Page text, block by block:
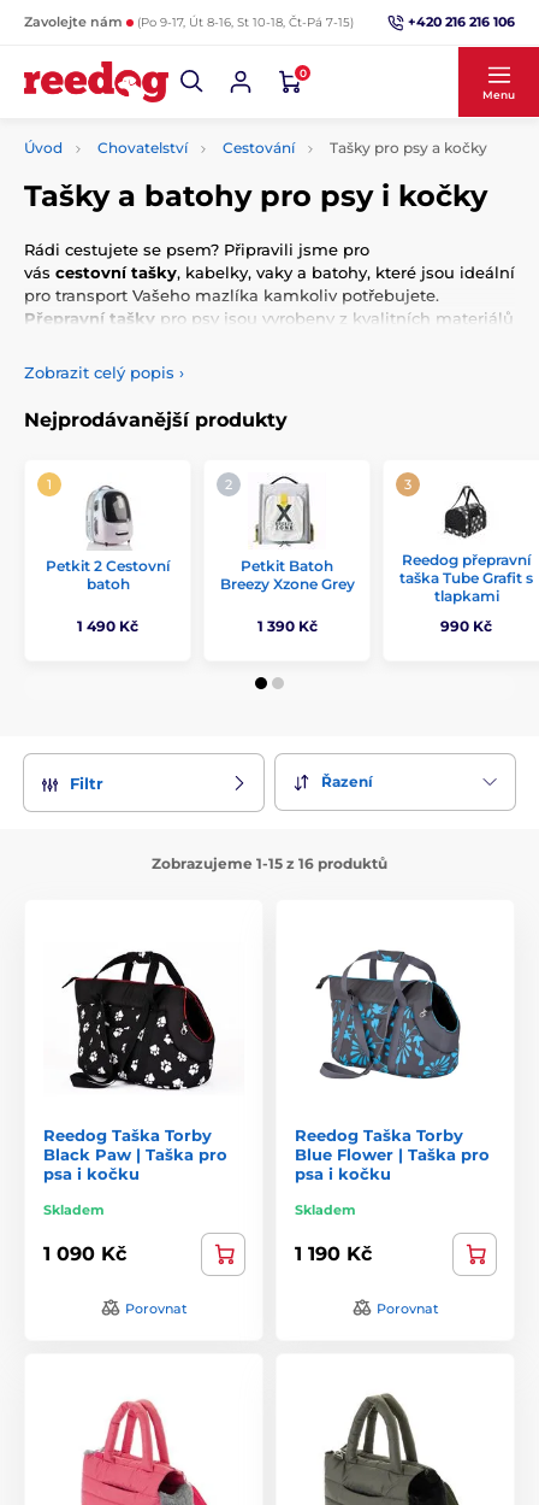
Zavolejte nám (Po 9-17, Út 8-16, St 10-18, Čt-Pá 7-15) +420 216 216 106
0
Menu
Úvod Chovatelství Cestování Tašky pro psy a kočky
Tašky a batohy pro psy i kočky
Rádi cestujete se psem? Připravili jsme pro
vás cestovní tašky, kabelky, vaky a batohy, které jsou ideální
pro transport Vašeho mazlíka kamkoliv potřebujete.
Přepravní tašky pro psy jsou vyrobeny z kvalitních materiálů
Zobrazit celý popis ›
Nejprodávanější produkty
Petkit 2 Cestovní
batoh
1 490 Kč
Petkit Batoh
Breezy Xzone Grey
1 390 Kč
Reedog přepravní
taška Tube Grafit s
tlapkami
990 Kč
Filtr Řazení
Zobrazujeme 1-15 z 16 produktů
Reedog Taška Torby
Black Paw | Taška pro
psa i kočku
Skladem
1 090 Kč
Porovnat
Reedog Taška Torby
Blue Flower | Taška pro
psa i kočku
Skladem
1 190 Kč
Porovnat